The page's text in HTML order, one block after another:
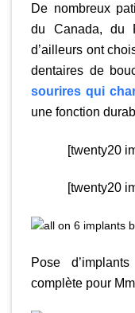
De nombreux
du Canada, du
d’ailleurs ont
dentaires de
sourires qui
une fonction
[twenty20
[twenty20
Pose
complète pour